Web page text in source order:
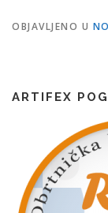
OBJAVLJENO U
ARTIFEX